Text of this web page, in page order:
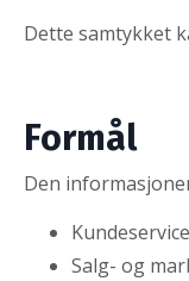
Dette samtykket
Formål
Den
Kundeservice
Salg- og